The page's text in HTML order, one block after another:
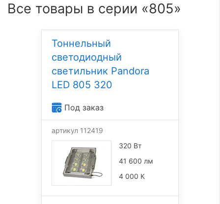
Все товары в серии «805»
Тоннельный
светодиодный
светильник Pandora
LED 805 320
Под заказ
артикул 112419
320 Вт
41 600 лм
4 000 К